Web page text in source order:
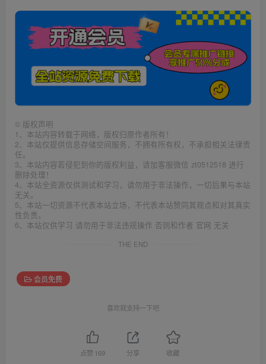
© 版权声明
1、本站内容转载于网络，版权归原作者所有！
2、本站仅提供信息存储空间服务，不拥有所有权，不承担相关法律责
任。
3、本站内容若侵犯到你的版权利益，请加客服微信 zt0512518 进行
删除处理！
4、本站全资源仅供测试和学习，请勿用于非法操作，一切后果与本站
无关。
5、本站一切资源不代表本站立场，不代表本站赞同其观点和对其真实
性负责。
6、本站仅供学习 请勿用于非法违规操作 否则和作者 官网 无关
THE END
会员免费
喜欢就支持一下吧
点赞 169 分享 收藏